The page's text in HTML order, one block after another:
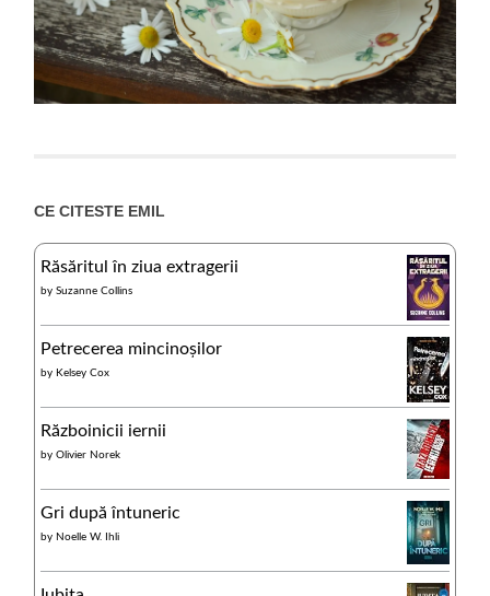
CE CITESTE EMIL
Răsăritul în ziua extragerii
bySuzanne Collins
Petrecerea mincinoșilor
by Kelsey Cox
Războinicii iernii
byOlivier Norek
Gri după întuneric
by Noelle W. Ihli